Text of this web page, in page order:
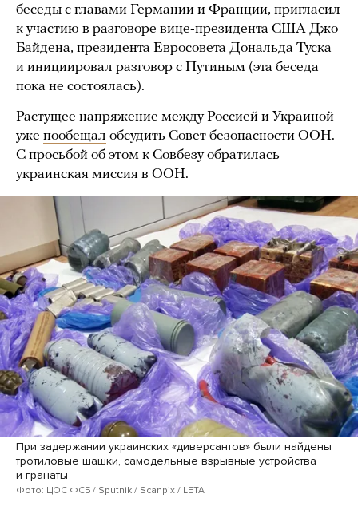
беседы с главами Германии и Франции, пригласил
к участию в разговоре вице-президента США Джо
Байдена, президента Евросовета Дональда Туска
и инициировал разговор с Путиным (эта беседа
пока не состоялась).
Растущее напряжение между Россией и Украиной
уже пообещал обсудить Совет безопасности ООН.
С просьбой об этом к Совбезу обратилась
украинская миссия в ООН.
При задержании украинских «диверсантов» были найдены
тротиловые шашки, самодельные взрывные устройства
и гранаты
Фото: ЦОС ФСБ / Sputnik / Scanpix / LETA